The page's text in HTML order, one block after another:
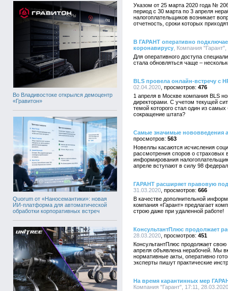
Во Владивостоке открылся демоцентр
«Гравитон»
Quorum от «Наносемантики»: новая
ИИ-платформа для автоматической
обработки корпоративных встреч
Указом от 25 марта 2020 года №
период с 30 марта по 3 апреля
налогоплательщиков возникает
отчетность, сроки которых
В ГАРАНТ оперативно
коронавирусу , Компания
Для оперативного доступа
стала обновляться чаще –
BLS провела онлайн-встречу с
02.04.2020
476
1 апреля в Москве компания BLS
директорами. C учетом текущей
темой которого стал один из
сокращение штата?
Самые значимые нововведения
563
Новеллы касаются исчисления
рассмотрения споров о страховых
информирования
апреле вступают в силу 98
ГАРАНТ расширяет правовую
31.03.2020
666
В качестве дополнительной
компания «Гарант» предлагает
строю даже при удаленной работе!
КонсультантПлюс продолжает
28.03.2020
451
КонсультантПлюс продолжает
апреля объявлена нерабочей. Мы
нормативные акты, оперативно
эксперты пишут практические
На время карантинных мер
Компания "Гарант", 17:11, 28.03.2020